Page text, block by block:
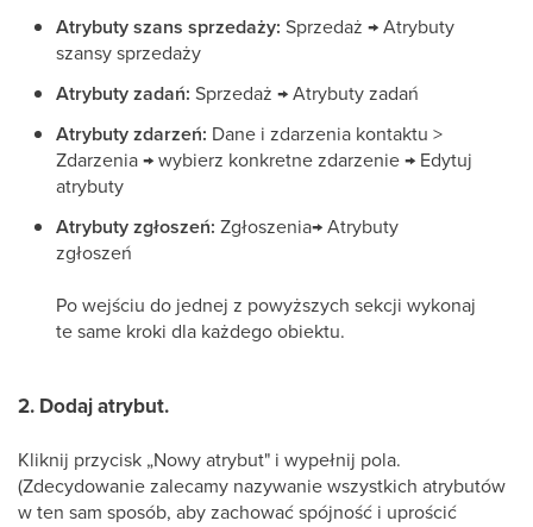
Atrybuty szans sprzedaży: Sprzedaż → Atrybuty
szansy sprzedaży
Atrybuty zadań: Sprzedaż → Atrybuty zadań
Atrybuty zdarzeń: Dane i zdarzenia kontaktu >
Zdarzenia → wybierz konkretne zdarzenie → Edytuj
atrybuty
Atrybuty zgłoszeń: Zgłoszenia→ Atrybuty
zgłoszeń
Po wejściu do jednej z powyższych sekcji wykonaj
te same kroki dla każdego obiektu.
2. Dodaj atrybut.
Kliknij przycisk „Nowy atrybut" i wypełnij pola.
(Zdecydowanie zalecamy nazywanie wszystkich atrybutów
w ten sam sposób, aby zachować spójność i uprościć